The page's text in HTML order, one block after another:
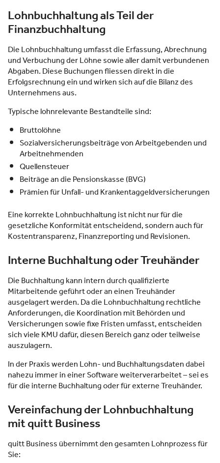
Lohnbuchhaltung als Teil der
Finanzbuchhaltung
Die Lohnbuchhaltung umfasst die Erfassung, Abrechnung
und Verbuchung der Löhne sowie aller damit verbundenen
Abgaben. Diese Buchungen fliessen direkt in die
Erfolgsrechnung ein und wirken sich auf die Bilanz des
Unternehmens aus.
Typische lohnrelevante Bestandteile sind:
Bruttolöhne
Sozialversicherungsbeiträge von Arbeitgebenden und
Arbeitnehmenden
Quellensteuer
Beiträge an die Pensionskasse (BVG)
Prämien für Unfall- und Krankentaggeldversicherungen
Eine korrekte Lohnbuchhaltung ist nicht nur für die
gesetzliche Konformität entscheidend, sondern auch für
Kostentransparenz, Finanzreporting und Revisionen.
Interne Buchhaltung oder Treuhänder
Die Buchhaltung kann intern durch qualifizierte
Mitarbeitende geführt oder an einen Treuhänder
ausgelagert werden. Da die Lohnbuchhaltung rechtliche
Anforderungen, die Koordination mit Behörden und
Versicherungen sowie fixe Fristen umfasst, entscheiden
sich viele KMU dafür, diesen Bereich ganz oder teilweise
auszulagern.
In der Praxis werden Lohn- und Buchhaltungsdaten dabei
nahezu immer in einer Software weiterverarbeitet – sei es
für die interne Buchhaltung oder für externe Treuhänder.
Vereinfachung der Lohnbuchhaltung
mit quitt Business
quitt Business übernimmt den gesamten Lohnprozess für
Sie: